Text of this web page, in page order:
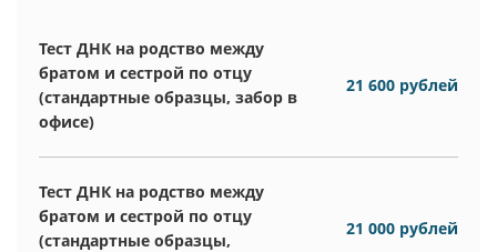
Тест ДНК на родство между
братом и сестрой по отцу
(стандартные образцы, забор в
офисе)
21 600 рублей
Тест ДНК на родство между
братом и сестрой по отцу
(стандартные образцы,
21 000 рублей